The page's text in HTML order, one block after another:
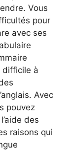
Vous
pour
avec ses
difficile à
Avec
pouvez
des
raisons qui